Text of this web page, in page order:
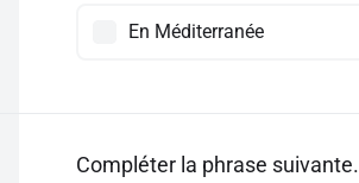
En Méditerranée
Compléter la phrase suivante.